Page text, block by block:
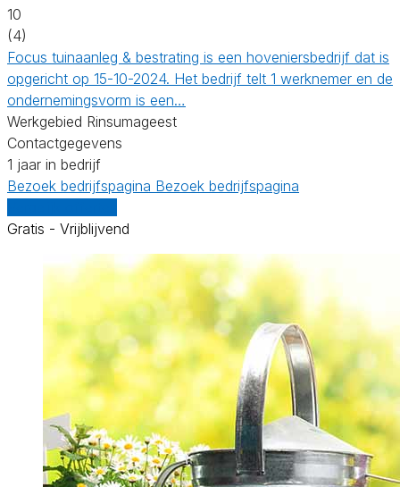
10
(4)
Focus tuinaanleg & bestrating is een hoveniersbedrijf dat is
opgericht op 15-10-2024. Het bedrijf telt 1 werknemer en de
ondernemingsvorm is een…
Werkgebied Rinsumageest
Contactgegevens
1 jaar in bedrijf
Bezoek bedrijfspagina Bezoek bedrijfspagina
Gratis - Vrijblijvend